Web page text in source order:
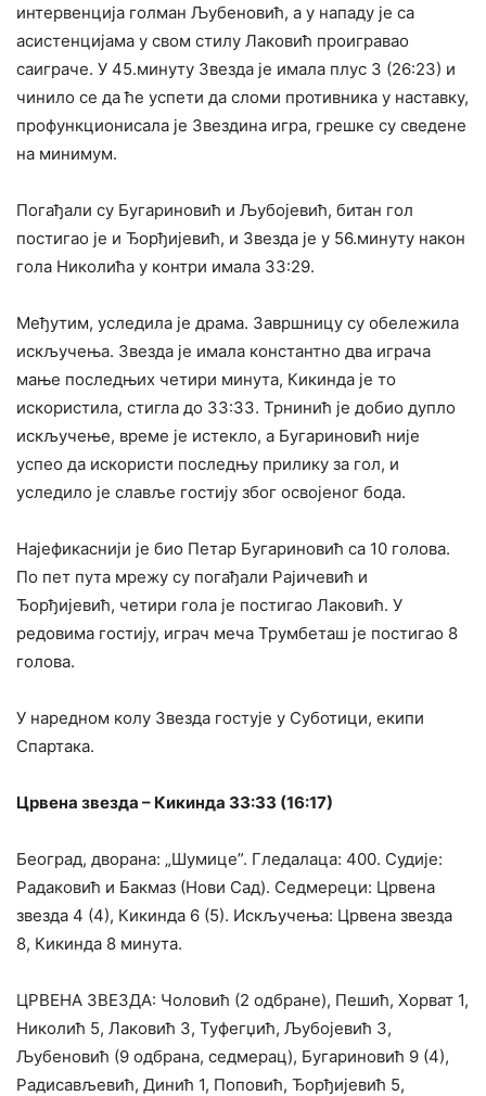
интервенција голман Љубеновић, а у нападу је са
асистенцијама у свом стилу Лаковић проигравао
саиграче. У 45.минуту Звезда је имала плус 3 (26:23) и
чинило се да ће успети да сломи противника у наставку,
профункционисала је Звездина игра, грешке су сведене
на минимум.
Погађали су Бугариновић и Љубојевић, битан гол
постигао је и Ђорђијевић, и Звезда је у 56.минуту након
гола Николића у контри имала 33:29.
Међутим, уследила је драма. Завршницу су обележила
искључења. Звезда је имала константно два играча
мање последњих четири минута, Кикинда је то
искористила, стигла до 33:33. Трнинић је добио дупло
искључење, време је истекло, а Бугариновић није
успео да искористи последњу прилику за гол, и
уследило је славље гостију због освојеног бода.
Најефикаснији је био Петар Бугариновић са 10 голова.
По пет пута мрежу су погађали Рајичевић и
Ђорђијевић, четири гола је постигао Лаковић. У
редовима гостију, играч меча Трумбеташ је постигао 8
голова.
У наредном колу Звезда гостује у Суботици, екипи
Спартака.
Црвена звезда – Кикинда 33:33 (16:17)
Београд, дворана: „Шумице”. Гледалаца: 400. Судије:
Радаковић и Бакмаз (Нови Сад). Седмереци: Црвена
звезда 4 (4), Кикинда 6 (5). Искључења: Црвена звезда
8, Кикинда 8 минута.
ЦРВЕНА ЗВЕЗДА: Чоловић (2 одбране), Пешић, Хорват 1,
Николић 5, Лаковић 3, Туфегџић, Љубојевић 3,
Љубеновић (9 одбрана, седмерац), Бугариновић 9 (4),
Радисављевић, Динић 1, Поповић, Ђорђијевић 5,